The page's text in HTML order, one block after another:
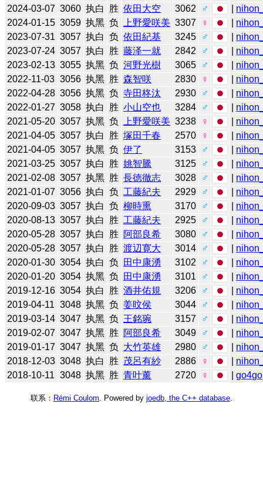
2024-03-07 3060 执白 胜 依田大空 3062 ♂
2024-01-15 3059 执黑 负 上野愛咲美 3307 ♀
2023-07-31 3057 执白 负 依田紀基 3245 ♂
2023-07-24 3057 执白 胜 藤泽一就 2842 ♂
2023-02-13 3055 执黑 负 河野光樹 3065 ♂
2022-11-03 3056 执黑 胜 森智咲 2830 ♀
2022-04-28 3056 执黑 负 寺田柊汰 2930 ♂
2022-01-27 3058 执白 胜 小山空也 3284 ♂
2021-05-20 3057 执黑 负 上野愛咲美 3238 ♀
2021-04-05 3057 执白 胜 塚田千春 2570 ♀
2021-04-05 3057 执黑 负 伊了 3153 ♂
2021-03-25 3057 执白 胜 姚智騰 3125 ♂
2021-02-08 3057 执黑 胜 長徳徹志 3028 ♂
2021-01-07 3056 执白 负 工藤紀夫 2929 ♂
2020-09-03 3057 执白 负 柳時熏 3170 ♂
2020-08-13 3057 执白 胜 工藤紀夫 2925 ♂
2020-05-28 3057 执白 胜 阿部良希 3080 ♂
2020-05-28 3057 执白 胜 渡辺寛大 3014 ♂
2020-01-30 3054 执白 负 田中康湧 3102 ♂
2020-01-20 3054 执黑 负 田中康湧 3101 ♂
2019-12-16 3054 执白 胜 酒井佑規 3206 ♂
2019-04-11 3048 执黑 负 姜旼侯 3044 ♂
2019-03-14 3047 执黑 负 王銘琬 3157 ♂
2019-02-07 3047 执黑 胜 阿部良希 3049 ♂
2019-01-17 3047 执黑 负 大竹英雄 2980 ♂
2018-12-03 3048 执白 胜 茂呂有紗 2886 ♀
2018-10-11 3048 执黑 胜 青叶薰 2720 ♀ |go4go
联系： Rémi Coulom . Powered by joedb, the C++ database